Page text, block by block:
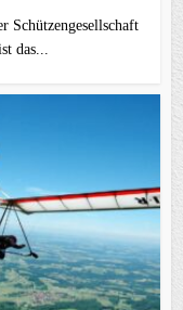
Schützengesellschaft
das...